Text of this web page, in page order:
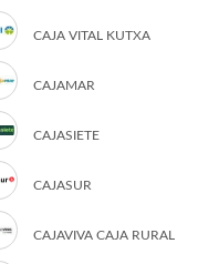
CAJA VITAL KUTXA
CAJAMAR
CAJASIETE
CAJASUR
CAJAVIVA CAJA RURAL